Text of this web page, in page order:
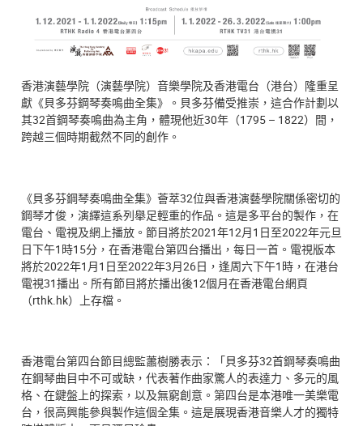
香港演藝學院（演藝學院）音樂學院及香港電台（港台）隆重呈
獻《貝多芬鋼琴奏鳴曲全集》。貝多芬備受推崇，這合作計劃以
其32首鋼琴奏鳴曲為主角，體現他近30年（1795 – 1822）間，
跨越三個時期截然不同的創作。
《貝多芬鋼琴奏鳴曲全集》薈萃32位與香港演藝學院關係密切的
鋼琴才俊，演繹這系列舉足輕重的作品。這是多平台的製作，在
電台、電視及網上播放。節目將於2021年12月1日至2022年元旦
日下午1時15分，在香港電台第四台播出，每日一首。電視版本
將於2022年1月1日至2022年3月26日，逢周六下午1時，在港台
電視31播出。所有節目將於播出後12個月在香港電台網頁
（rthk.hk）上存檔。
香港電台第四台節目總監蕭樹勝表示：「貝多芬32首鋼琴奏鳴曲
在鋼琴曲目中不可或缺，代表著作曲家驚人的表達力、多元的風
格、在鍵盤上的探索，以及無窮創意。第四台是本港唯一美樂電
台，很高興能參與製作這個全集。這是展現香港音樂人才的獨特